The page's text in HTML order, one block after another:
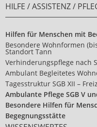
HILFE / ASSISTENZ /
Hilfen für Menschen mit
Besondere Wohnformen
Standort Tann
Verhinderungspflege nach
Ambulant Begleitetes
Tagesstruktur SGB XII –
Ambulante Pflege SGB V
Besondere Hilfen für
Begegnungsstätte